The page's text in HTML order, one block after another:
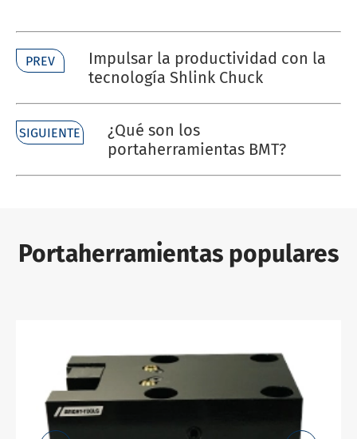
PREV
Impulsar la productividad con la
tecnología Shlink Chuck
SIGUIENTE
¿Qué son los
portaherramientas BMT?
Portaherramientas populares